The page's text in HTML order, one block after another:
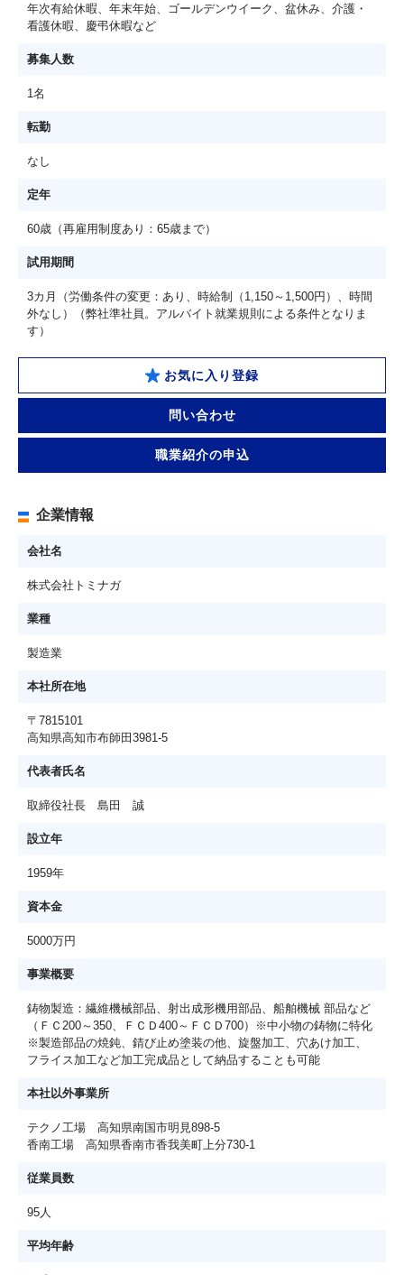
年次有給休暇、年末年始、ゴールデンウイーク、盆休み、介護・
看護休暇、慶弔休暇など
募集人数
1名
転勤
なし
定年
60歳（再雇用制度あり：65歳まで）
試用期間
3カ月（労働条件の変更：あり、時給制（1,150～1,500円）、時間
外なし）（弊社準社員。アルバイト就業規則による条件となりま
す）
お気に入り登録
問い合わせ
職業紹介の申込
企業情報
会社名
株式会社トミナガ
業種
製造業
本社所在地
〒7815101
高知県高知市布師田3981-5
代表者氏名
取締役社長 島田 誠
設立年
1959年
資本金
5000万円
事業概要
鋳物製造：繊維機械部品、射出成形機用部品、船舶機械 部品など
（ＦＣ200～350、ＦＣＤ400～ＦＣＤ700）※中小物の鋳物に特化
※製造部品の焼鈍、錆び止め塗装の他、旋盤加工、穴あけ加工、
フライス加工など加工完成品として納品することも可能
本社以外事業所
テクノ工場 高知県南国市明見898-5
香南工場 高知県香南市香我美町上分730-1
従業員数
95人
平均年齢